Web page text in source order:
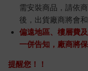
需安裝商品，請依
後，出貨廠商將會
偏遠地區、樓層費
一併告知，廠商將
提醒您！！